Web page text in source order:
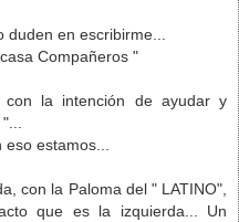
en escribirme...
Compañeros "
con la intención de ayudar y
estamos...
con la Paloma del " LATINO",
que es la izquierda... Un